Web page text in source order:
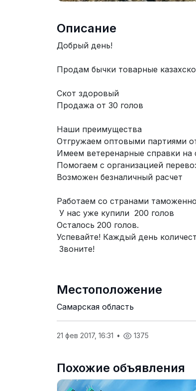
Описание
Добрый день!
Продам бычки товарные
Скот здоровый
Продажа от 30 голов
Наши преимущества
Отгружаем оптовыми партиями
Имеем ветеренарные справки на
Помогаем с организацией
Возможен безналичный расчет
Работаем со странами
У нас уже купили 200 голов
Осталось 200 голов.
Успевайте! Каждый день
Звоните!
Местоположение
Самарская область
21 фев 2017, 16:31 • 1375
Похожие объявления